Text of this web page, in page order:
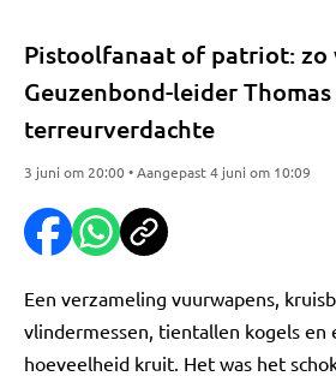
Pistoolfanaat of patriot: zo
Geuzenbond-leider Thomas
terreurverdachte
3 juni om 20:00 • Aangepast 4 juni om 10:09
Een verzameling vuurwapens,
vlindermessen, tientallen kogels en
hoeveelheid kruit. Het was het